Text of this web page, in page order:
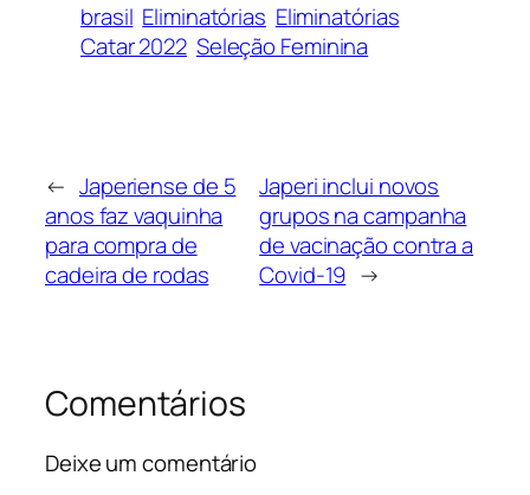
brasil Eliminatórias Eliminatórias
Catar 2022 Seleção Feminina
← Japeriense de 5
anos faz vaquinha
para compra de
cadeira de rodas
Japeri inclui novos
grupos na campanha
de vacinação contra a
Covid-19 →
Comentários
Deixe um comentário